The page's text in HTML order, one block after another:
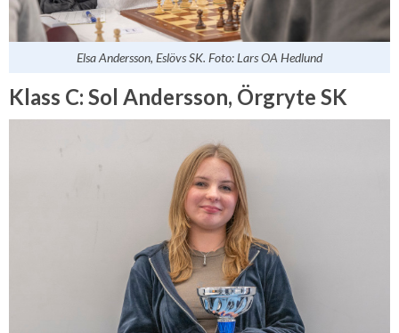
Elsa Andersson, Eslövs SK. Foto: Lars OA Hedlund
Klass C: Sol Andersson, Örgryte SK